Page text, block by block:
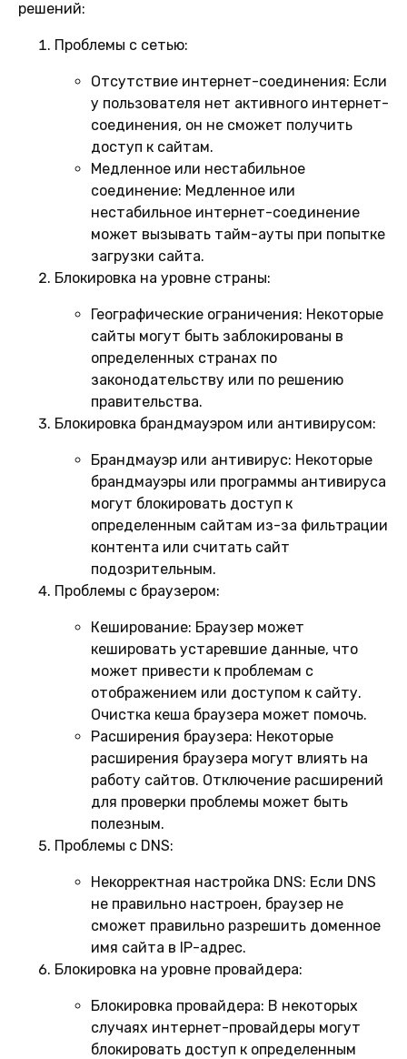
решений:
Проблемы с сетью:
Отсутствие интернет-соединения: Если
у пользователя нет активного интернет-
соединения, он не сможет получить
доступ к сайтам.
Медленное или нестабильное
соединение: Медленное или
нестабильное интернет-соединение
может вызывать тайм-ауты при попытке
загрузки сайта.
Блокировка на уровне страны:
Географические ограничения: Некоторые
сайты могут быть заблокированы в
определенных странах по
законодательству или по решению
правительства.
Блокировка брандмауэром или антивирусом:
Брандмауэр или антивирус: Некоторые
брандмауэры или программы антивируса
могут блокировать доступ к
определенным сайтам из-за фильтрации
контента или считать сайт
подозрительным.
Проблемы с браузером:
Кеширование: Браузер может
кешировать устаревшие данные, что
может привести к проблемам с
отображением или доступом к сайту.
Очистка кеша браузера может помочь.
Расширения браузера: Некоторые
расширения браузера могут влиять на
работу сайтов. Отключение расширений
для проверки проблемы может быть
полезным.
Проблемы с DNS:
Некорректная настройка DNS: Если DNS
не правильно настроен, браузер не
сможет правильно разрешить доменное
имя сайта в IP-адрес.
Блокировка на уровне провайдера:
Блокировка провайдера: В некоторых
случаях интернет-провайдеры могут
блокировать доступ к определенным